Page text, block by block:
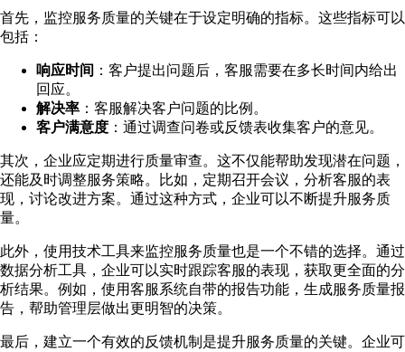
首先，监控服务质量的关键在于设定明确的指标。这些指标可以
包括：
响应时间 ：客户提出问题后，客服需要在多长时间内给出
回应。
解决率 ：客服解决客户问题的比例。
客户满意度 ：通过调查问卷或反馈表收集客户的意见。
其次，企业应定期进行质量审查。这不仅能帮助发现潜在问题，
还能及时调整服务策略。比如，定期召开会议，分析客服的表
现，讨论改进方案。通过这种方式，企业可以不断提升服务质
量。
此外，使用技术工具来监控服务质量也是一个不错的选择。通过
数据分析工具，企业可以实时跟踪客服的表现，获取更全面的分
析结果。例如，使用客服系统自带的报告功能，生成服务质量报
告，帮助管理层做出更明智的决策。
最后，建立一个有效的反馈机制是提升服务质量的关键。企业可